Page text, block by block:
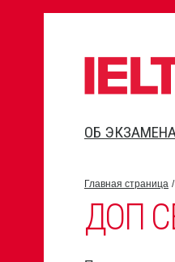
ОБ
Главная страница
ДОП